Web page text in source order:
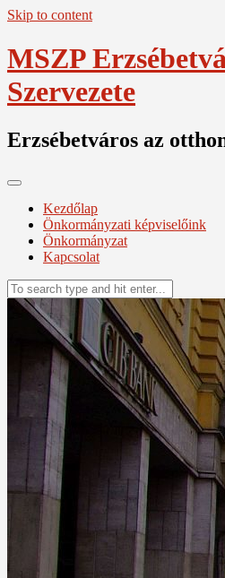
Skip to content
MSZP
Szervezete
Erzsébetváros az
Kezdőlap
Önkormányzati képviselőink
Önkormányzat
Kapcsolat